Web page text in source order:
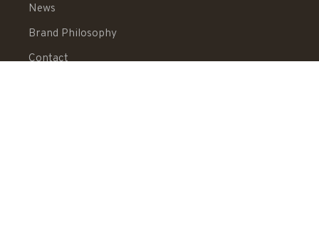
News
Brand Philosophy
Contact